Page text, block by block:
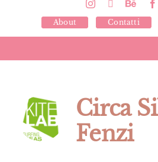
About Contatti
Circa
Fenzi